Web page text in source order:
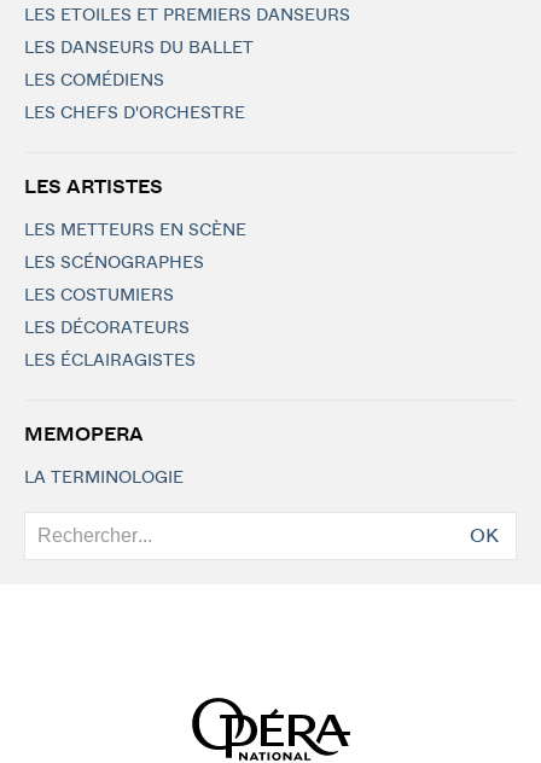
LES ETOILES ET PREMIERS DANSEURS
LES DANSEURS DU BALLET
LES COMÉDIENS
LES CHEFS D'ORCHESTRE
LES ARTISTES
LES METTEURS EN SCÈNE
LES SCÉNOGRAPHES
LES COSTUMIERS
LES DÉCORATEURS
LES ÉCLAIRAGISTES
MEMOPERA
LA TERMINOLOGIE
OK